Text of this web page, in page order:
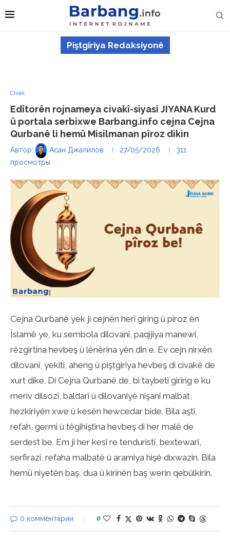
Piştgiriya Redaksiyonê
Civak
Edîtorên rojnameya civakî-siyasî JIYANA Kurd
û portala serbixwe Barbang.info cejna Cejna
Qurbanê li hemû Misilmanan pîroz dikin
Автор: Асан Джалилов 27/05/2026
311
просмотры
Cejna Qurbanê yek ji cejnên herî girîng û pîroz ên
Îslamê ye, ku sembola dilovanî, paqijiya manewî,
rêzgirtina hevbeş û lênêrîna yên din e. Ev cejn nirxên
dilovanî, yekîtî, aheng û piştgiriya hevbeş di civakê de
xurt dike. Di Cejna Qurbanê de, bi taybetî girîng e ku
meriv dilsozî, baldarî û dilovaniyê nîşanî malbat,
hezkiriyên xwe û kesên hewcedar bide. Bila aştî,
refah, germî û têgihîştina hevbeş di her malê de
serdest be. Em ji her kesî re tenduristî, bextewarî,
serfirazî, refaha malbatê û aramiya hişê dixwazin. Bila
hemû niyetên baş, dua û kirinên baş werin qebûlkirin.
0 комментарии 0